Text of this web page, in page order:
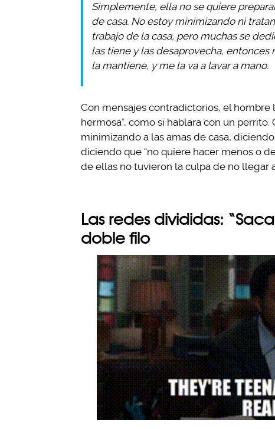
Simplemente, ella no se quiere
de casa. No estoy minimizando ni
trabajo de la casa, pero muchas se
las tiene y las desaprovecha, entonces
la mantiene, y me la va a lavar a mano.
Con mensajes contradictorios, el hombre
hermosa”, como si hablara con un
minimizando a las amas de casa,
diciendo que “no quiere hacer menos o
de ellas no tuvieron la culpa de no llegar
Las redes divididas:
doble filo